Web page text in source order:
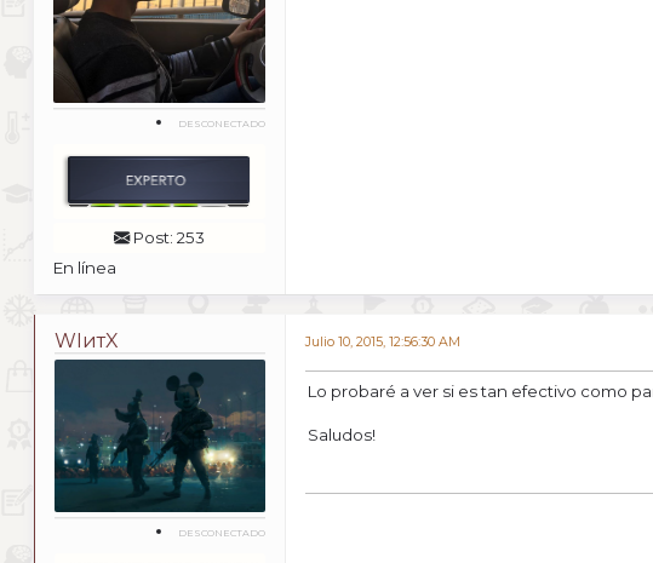
DESCONECTADO
Post: 253
En línea
WIитX
DESCONECTADO
Julio 10, 2015, 12:56:30 AM
Lo probaré a ver si es tan efectivo como
Saludos!